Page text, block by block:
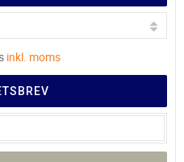
inkl. moms